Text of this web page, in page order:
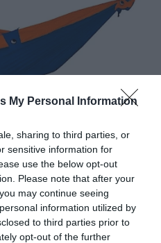
My Personal Information
sharing to third parties, or
sensitive information for
use the below opt-out
Please note that after your
may continue seeing
information utilized by
to third parties prior to
opt-out of the further